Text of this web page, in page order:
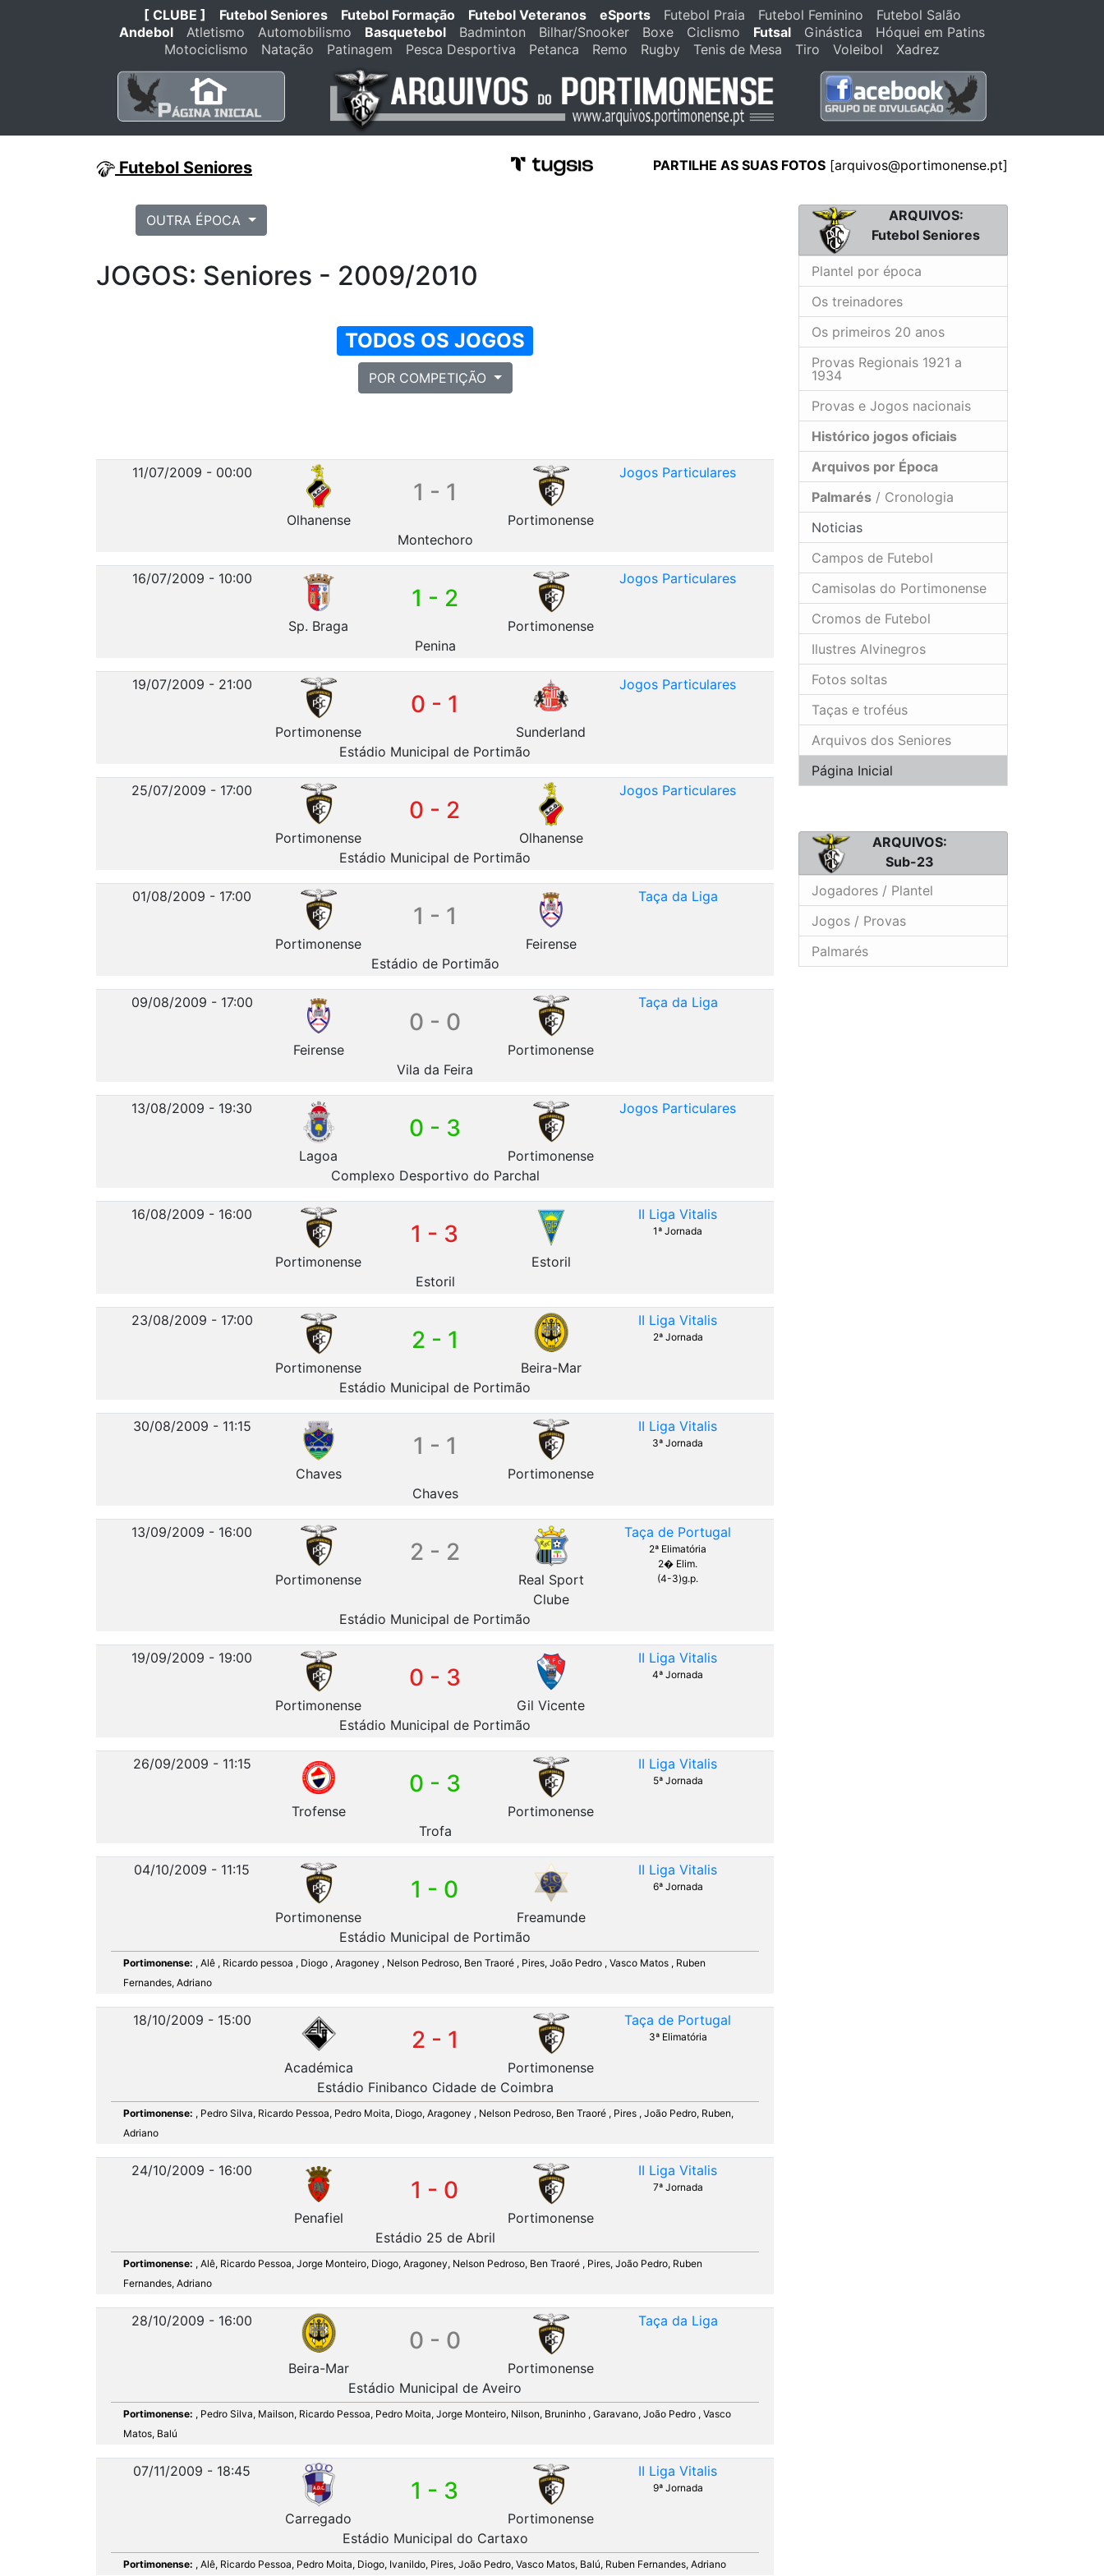
[ CLUBE ] Futebol Seniores Futebol Formação Futebol Veteranos eSports Futebol Praia Futebol Feminino
Futebol Salão
Andebol
Atletismo Automobilismo Basquetebol Badminton Bilhar/Snooker Boxe Ciclismo Futsal Ginástica
Hóquei em Patins
Motociclismo
Natação Patinagem Pesca Desportiva Petanca Remo Rugby Tenis de Mesa Tiro Voleibol Xadrez
Futebol Seniores PARTILHE AS SUAS FOTOS [arquivos@portimonense.pt]
OUTRA ÉPOCA
JOGOS: Seniores - 2009/2010
TODOS OS JOGOS
POR COMPETIÇÃO
11/07/2009 - 00:00 Jogos Particulares
Olhanense
1 - 1
Portimonense
Montechoro
16/07/2009 - 10:00 Jogos Particulares
Sp. Braga
1 - 2
Portimonense
Penina
19/07/2009 - 21:00 Jogos Particulares
Portimonense
0 - 1
Sunderland
Estádio Municipal de Portimão
25/07/2009 - 17:00 Jogos Particulares
Portimonense
0 - 2
Olhanense
Estádio Municipal de Portimão
01/08/2009 - 17:00 Taça da Liga
Portimonense
1 - 1
Feirense
Estádio de Portimão
09/08/2009 - 17:00 Taça da Liga
Feirense
0 - 0
Portimonense
Vila da Feira
13/08/2009 - 19:30 Jogos Particulares
Lagoa
0 - 3
Portimonense
Complexo Desportivo do Parchal
16/08/2009 - 16:00 II Liga Vitalis
1ª Jornada
Portimonense
1 - 3
Estoril
Estoril
23/08/2009 - 17:00 II Liga Vitalis
2ª Jornada
Portimonense
2 - 1
Beira-Mar
Estádio Municipal de Portimão
30/08/2009 - 11:15 II Liga Vitalis
3ª Jornada
Chaves
1 - 1
Portimonense
Chaves
13/09/2009 - 16:00 Taça de Portugal
2ª Elimatória
2� Elim.
(4-3)g.p.
Portimonense
2 - 2
Real Sport
Clube
Estádio Municipal de Portimão
19/09/2009 - 19:00 II Liga Vitalis
4ª Jornada
Portimonense
0 - 3
Gil Vicente
Estádio Municipal de Portimão
26/09/2009 - 11:15 II Liga Vitalis
5ª Jornada
Trofense
0 - 3
Portimonense
Trofa
04/10/2009 - 11:15 II Liga Vitalis
6ª Jornada
Portimonense
1 - 0
Freamunde
Estádio Municipal de Portimão
Portimonense: , Alê , Ricardo pessoa , Diogo , Aragoney , Nelson Pedroso, Ben Traoré , Pires, João Pedro , Vasco Matos , Ruben
Fernandes, Adriano
18/10/2009 - 15:00 Taça de Portugal
3ª Elimatória
Académica
2 - 1
Portimonense
Estádio Finibanco Cidade de Coimbra
Portimonense: , Pedro Silva, Ricardo Pessoa, Pedro Moita, Diogo, Aragoney , Nelson Pedroso, Ben Traoré , Pires , João Pedro, Ruben,
Adriano
24/10/2009 - 16:00 II Liga Vitalis
7ª Jornada
Penafiel
1 - 0
Portimonense
Estádio 25 de Abril
Portimonense: , Alê, Ricardo Pessoa, Jorge Monteiro, Diogo, Aragoney, Nelson Pedroso, Ben Traoré , Pires, João Pedro, Ruben
Fernandes, Adriano
28/10/2009 - 16:00 Taça da Liga
Beira-Mar
0 - 0
Portimonense
Estádio Municipal de Aveiro
Portimonense: , Pedro Silva, Mailson, Ricardo Pessoa, Pedro Moita, Jorge Monteiro, Nilson, Bruninho , Garavano, João Pedro , Vasco
Matos, Balú
07/11/2009 - 18:45 II Liga Vitalis
9ª Jornada
Carregado
1 - 3
Portimonense
Estádio Municipal do Cartaxo
Portimonense: , Alê, Ricardo Pessoa, Pedro Moita, Diogo, Ivanildo, Pires, João Pedro, Vasco Matos, Balú, Ruben Fernandes, Adriano
ARQUIVOS:
Futebol Seniores
Plantel por época
Os treinadores
Os primeiros 20 anos
Provas Regionais 1921 a
1934
Provas e Jogos nacionais
Histórico jogos oficiais
Arquivos por Época
Palmarés / Cronologia
Noticias
Campos de Futebol
Camisolas do Portimonense
Cromos de Futebol
Ilustres Alvinegros
Fotos soltas
Taças e troféus
Arquivos dos Seniores
Página Inicial
ARQUIVOS:
Sub-23
Jogadores / Plantel
Jogos / Provas
Palmarés